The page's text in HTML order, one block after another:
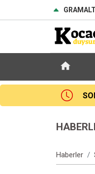
adaylarına tercih desteği
Haberler